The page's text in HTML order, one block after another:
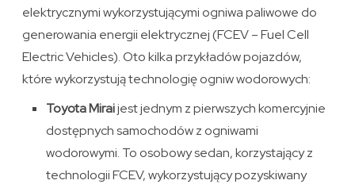
elektrycznymi wykorzystującymi ogniwa paliwowe do
generowania energii elektrycznej (FCEV – Fuel Cell
Electric Vehicles). Oto kilka przykładów pojazdów,
które wykorzystują technologię ogniw wodorowych:
Toyota Miraijest jednym z pierwszych komercyjnie
dostępnych samochodów z ogniwami
wodorowymi. To osobowy sedan, korzystający z
technologii FCEV, wykorzystujący pozyskiwany